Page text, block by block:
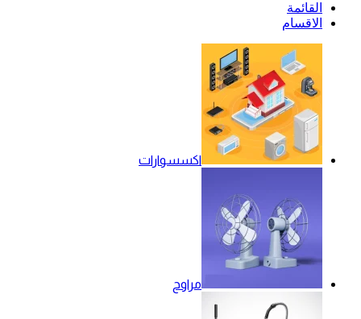
القائمة
الاقسام
اكسسوارات
مراوح